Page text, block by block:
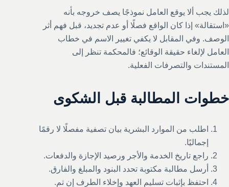
لذلك يجب ألا يوقع العامل نموذجًا يصف خروجه بأنه
«استقالة» إذا كان الواقع فصلًا أو عدم تجديد، قبل فهم أثر
الوصف. وفي المقابل لا يكفي تغيير الاسم في خطاب
العامل لإلغاء حقيقة الوقائع؛ فالمحكمة تنظر إلى
المستندات والتصرفات الفعلية.
خطوات المطالبة قبل الشكوى
اطلب من الموارد البشرية بيان تصفية مفصلًا لا رقمًا
إجماليًا.
راجع تاريخ الخدمة والأجر ورصيد الإجازة والدفعات.
أرسل مطالبة مكتوبة تحدد البنود والمبلغ والفارق.
احتفظ بإثبات تسليم العهد وإخلاء الطرف إن تم.